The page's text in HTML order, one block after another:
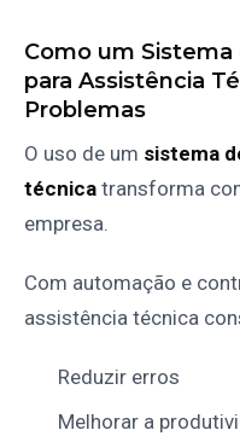
Como um
para Assistência
Problemas
O uso de um sistema
técnica transforma
empresa.
Com automação e
assistência técnica
Reduzir erros
Melhorar a